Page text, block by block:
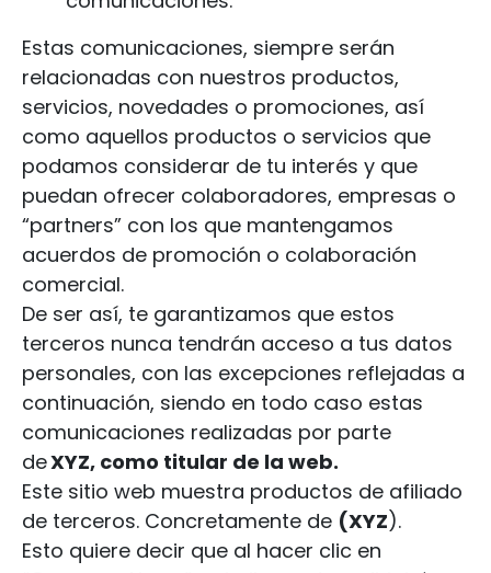
Estas comunicaciones, siempre serán
relacionadas con nuestros productos,
servicios, novedades o promociones, así
como aquellos productos o servicios que
podamos considerar de tu interés y que
puedan ofrecer colaboradores, empresas o
“partners” con los que mantengamos
acuerdos de promoción o colaboración
comercial.
De ser así, te garantizamos que estos
terceros nunca tendrán acceso a tus datos
personales, con las excepciones reflejadas a
continuación, siendo en todo caso estas
comunicaciones realizadas por parte
deXYZ, como titular de la web.
Este sitio web muestra productos de afiliado
de terceros. Concretamente de (XYZ).
Esto quiere decir que al hacer clic en